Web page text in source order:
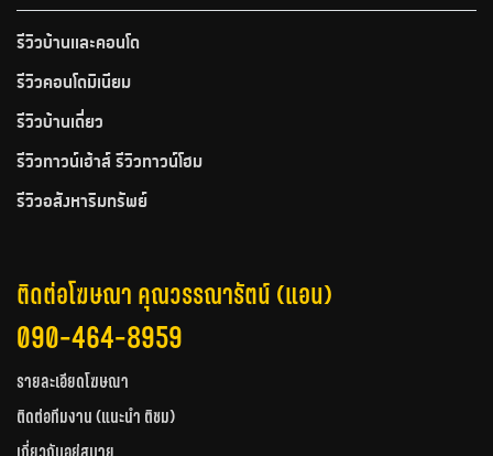
รีวิวบ้านและคอนโด
รีวิวคอนโดมิเนียม
รีวิวบ้านเดี่ยว
รีวิวทาวน์เฮ้าส์ รีวิวทาวน์โฮม
รีวิวอสังหาริมทรัพย์
ติดต่อโฆษณา คุณวรรณารัตน์ (แอน)
090-464-8959
รายละเอียดโฆษณา
ติดต่อทีมงาน (แนะนำ ติชม)